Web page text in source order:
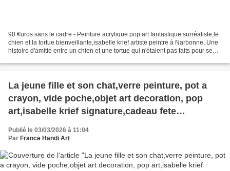
90 €uros sans le cadre - Peinture acrylique pop art fantastique surréaliste,le
chien et la tortue bienveillante,isabelle krief artiste peintre à Narbonne, Une
histoire d'amitié entre un chien et une tortue qui n'étaient pas faits pour se
La jeune fille et son chat,verre peinture, pot a
crayon, vide poche,objet art decoration, pop
art,isabelle krief signature,cadeau fete
Publié le 03/03/2026 à 11:04
Par France Handi Art